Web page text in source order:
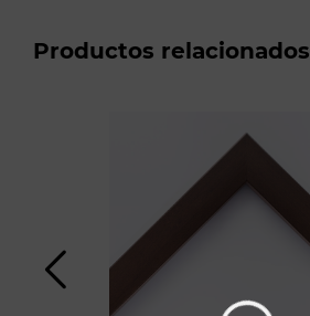
Productos relacionados